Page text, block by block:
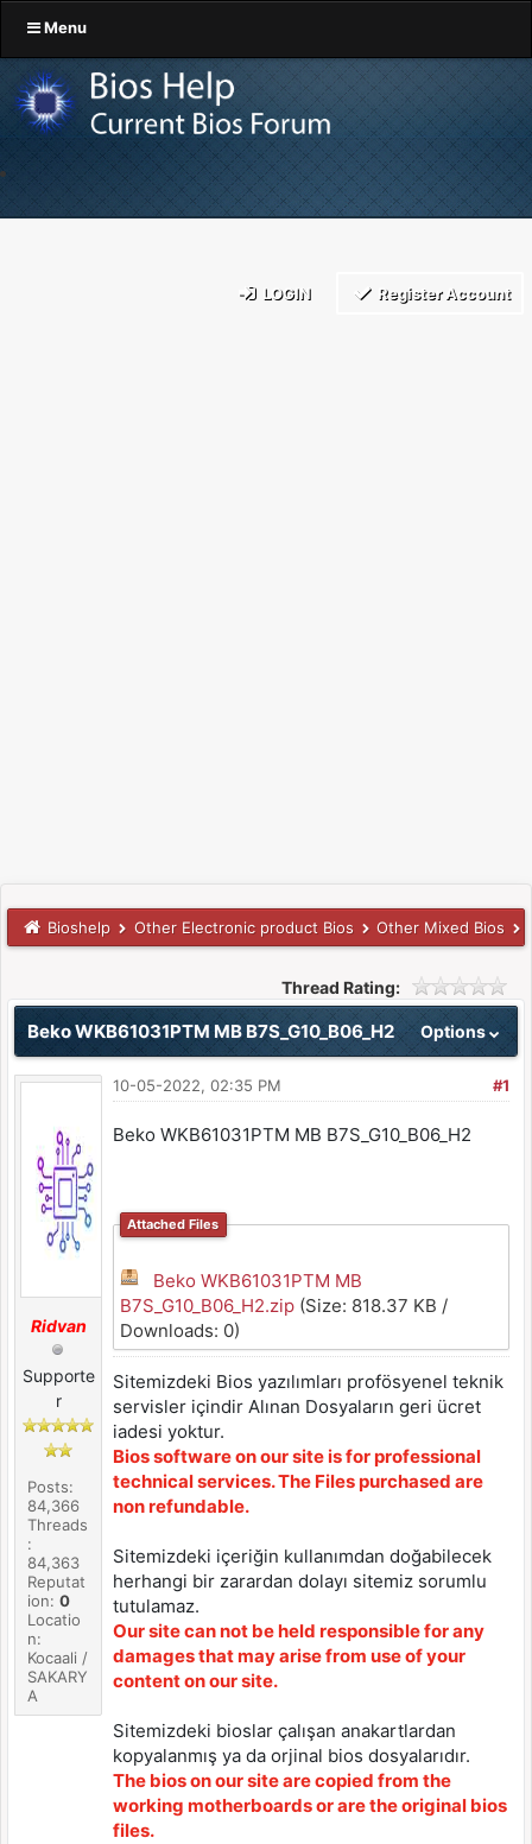
Menu
LOGIN Register Account
Bioshelp Other Electronic product Bios Other Mixed Bios
Thread Rating:
Options
Beko WKB61031PTM MB B7S_G10_B06_H2
Ridvan
Supporte
r
Posts:
84,366
Threads
:
84,363
Reputat
ion:0
Locatio
n:
Kocaali /
SAKARY
A
#1
10-05-2022, 02:35 PM
Beko WKB61031PTM MB B7S_G10_B06_H2
Attached Files
Beko WKB61031PTM MB
B7S_G10_B06_H2.zip(Size: 818.37 KB /
Downloads: 0)
Sitemizdeki Bios yazılımları profösyenel teknik
servisler içindir Alınan Dosyaların geri ücret
iadesi yoktur.
Bios software on our site is for professional
technical services. The Files purchased are
non refundable.
Sitemizdeki içeriğin kullanımdan doğabilecek
herhangi bir zarardan dolayı sitemiz sorumlu
tutulamaz.
Our site can not be held responsible for any
damages that may arise from use of your
content on our site.
Sitemizdeki bioslar çalışan anakartlardan
kopyalanmış ya da orjinal bios dosyalarıdır.
The bios on our site are copied from the
working motherboards or are the original bios
files.